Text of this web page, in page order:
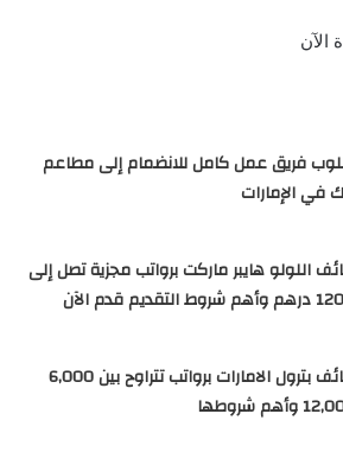
الآن
فريق عمل كامل للانضمام إلى مطاعم
في الإمارات
اللولو هايبر ماركت برواتب مجزية تصل إلى
قدم الآن
وظائف بترول الامارات برواتب تتراوح بين 6,000